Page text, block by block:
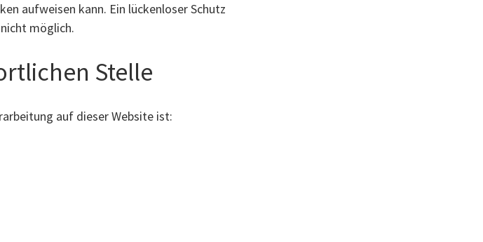
aufweisen kann. Ein lückenloser Schutz
möglich.
Stelle
auf dieser Website ist: